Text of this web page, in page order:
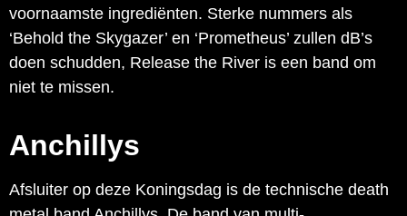
voornaamste ingrediënten. Sterke nummers als
‘Behold the Skygazer’ en ‘Prometheus’ zullen dB’s
doen schudden, Release the River is een band om
niet te missen.
Anchillys
Afsluiter op deze Koningsdag is de technische death